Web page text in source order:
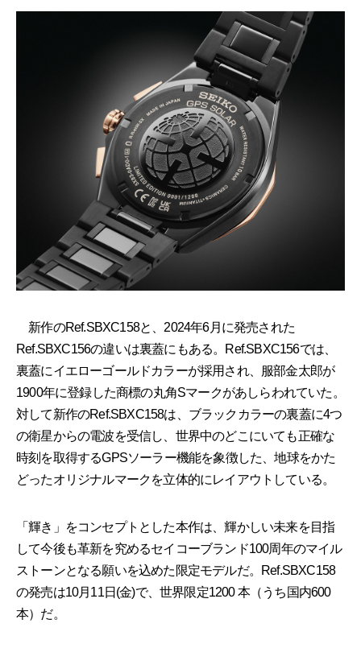
新作のRef.SBXC158と、2024年6月に発売された
Ref.SBXC156の違いは裏蓋にもある。Ref.SBXC156では、
裏蓋にイエローゴールドカラーが採用され、服部金太郎が
1900年に登録した商標の丸角Sマークがあしらわれていた。
対して新作のRef.SBXC158は、ブラックカラーの裏蓋に4つ
の衛星からの電波を受信し、世界中のどこにいても正確な
時刻を取得するGPSソーラー機能を象徴した、地球をかた
どったオリジナルマークを立体的にレイアウトしている。
「輝き」をコンセプトとした本作は、輝かしい未来を目指
して今後も革新を究めるセイコーブランド100周年のマイル
ストーンとなる願いを込めた限定モデルだ。Ref.SBXC158
の発売は10月11日(金)で、世界限定1200 本（うち国内600
本）だ。